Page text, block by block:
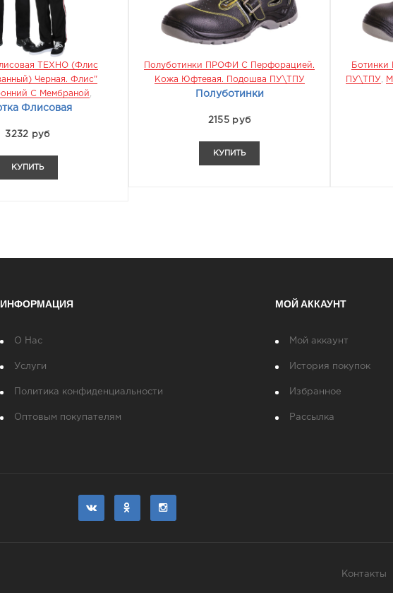
Полуботинки ПРОФИ С Перфорацией.
Кожа Юфтевая. Подошва ПУ\ТПУ
Полуботинки
Ботинки ПРОФИ. Подносок 200 Дж,
ПУ\ТПУ,МБС КЩС Термостойк+130С.
ИНФОРМАЦИЯ
О Нас
Услуги
Политика конфиденциальности
Оптовым покупателям
МОЙ АККАУНТ
Мой аккаунт
История покупок
Избранное
Рассылка
Контакты